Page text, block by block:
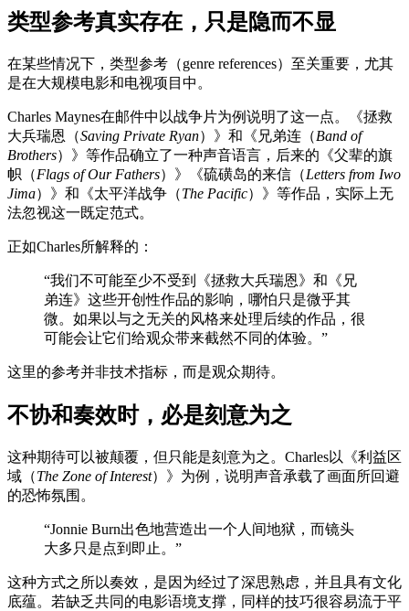
类型参考真实存在，只是隐而不显
在某些情况下，类型参考（genre references）至关重要，尤其
是在大规模电影和电视项目中。
Charles Maynes在邮件中以战争片为例说明了这一点。《拯救
大兵瑞恩（Saving Private Ryan）》和《兄弟连（Band of
Brothers）》等作品确立了一种声音语言，后来的《父辈的旗
帜（Flags of Our Fathers）》《硫磺岛的来信（Letters from Iwo
Jima）》和《太平洋战争（The Pacific）》等作品，实际上无
法忽视这一既定范式。
正如Charles所解释的：
“我们不可能至少不受到《拯救大兵瑞恩》和《兄
弟连》这些开创性作品的影响，哪怕只是微乎其
微。如果以与之无关的风格来处理后续的作品，很
可能会让它们给观众带来截然不同的体验。”
这里的参考并非技术指标，而是观众期待。
不协和奏效时，必是刻意为之
这种期待可以被颠覆，但只能是刻意为之。Charles以《利益区
域（The Zone of Interest）》为例，说明声音承载了画面所回避
的恐怖氛围。
“Jonnie Burn出色地营造出一个人间地狱，而镜头
大多只是点到即止。”
这种方式之所以奏效，是因为经过了深思熟虑，并且具有文化
底蕴。若缺乏共同的电影语境支撑，同样的技巧很容易流于平